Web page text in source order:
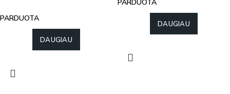
PARDUOTA
DAUGIAU
DAUGIAU